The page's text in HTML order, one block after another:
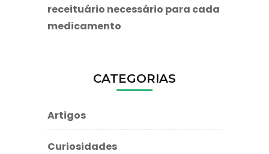
receituário necessário para cada
medicamento
CATEGORIAS
Artigos
Curiosidades